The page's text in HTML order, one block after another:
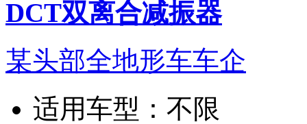
DCT双离合减振器
某头部全地形车车企
适用车型： 不限